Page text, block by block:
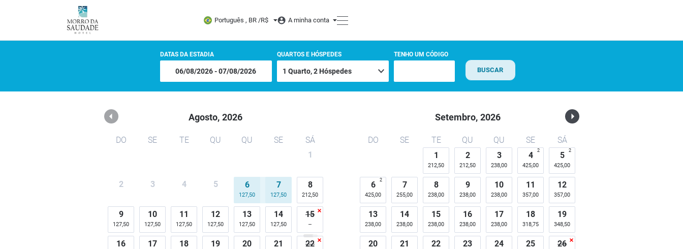
Hotel Morro da SaudadePortuguês , BR /R$ A minha conta
DATAS DA ESTADIA QUARTOS E HÓSPEDES TENHO UM CÓDIGO
BUSCAR
Agosto, 2026
DO SE TE QU QU SE
SÁ
1
2 3 4 5 6
127,50
7
127,50
8
212,50
9
127,50
10
127,50
11
127,50
12
127,50
13
127,50
14
127,50
15
16 17 18 19 20 21 22
Setembro, 2026
DO SE TE QU QU SE
SÁ
1
212,50
2
212,50
3
238,00
4
425,00
2 5
425,00
2
6
425,00
2 7
255,00
8
238,00
9
238,00
10
238,00
11
357,00
12
357,00
13
238,00
14
238,00
15
238,00
16
238,00
17
238,00
18
318,75
19
348,50
20 21 22 23 24 25 26